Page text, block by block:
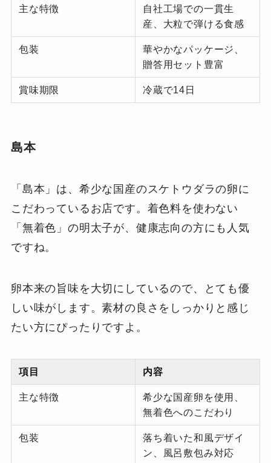
主な特徴
自社工場での一貫生
産、大粒で弾ける食感
包装
華やかなパッケージ、
贈答用セット豊富
賞味期限 冷蔵で14日
島本
「島本」は、希少な国産のスケトウダラの卵に
こだわっているお店です。着色料を使わない
「無着色」の明太子が、健康志向の方にも人気
ですね。
卵本来の旨味を大切にしているので、とても優
しい味がします。素材の良さをしっかりと感じ
たい方にぴったりですよ。
項目 内容
主な特徴
希少な国産卵を使用、
無着色へのこだわり
包装
落ち着いた和風デザイ
ン、風呂敷包み対応